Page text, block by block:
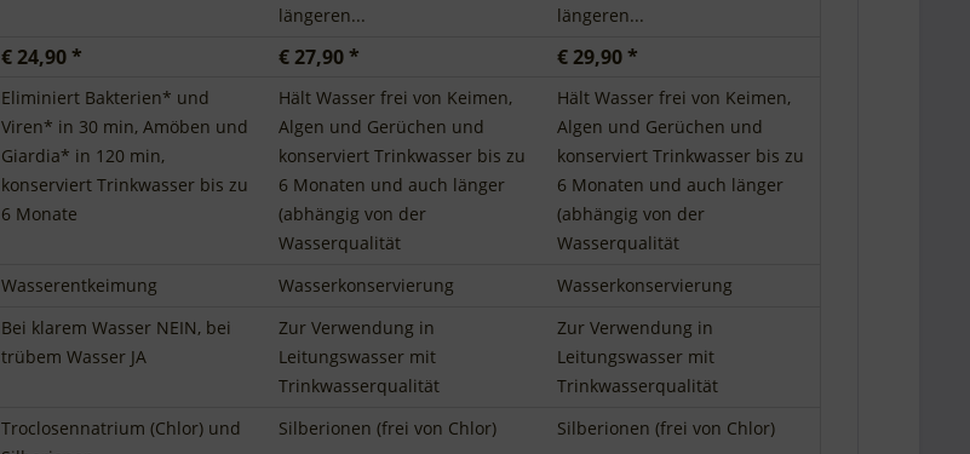
längeren...
längeren...
€ 24,90 * € 27,90 * € 29,90 *
Eliminiert Bakterien* und
Viren* in 30 min, Amöben und
Giardia* in 120 min,
konserviert Trinkwasser bis zu
6 Monate
Hält Wasser frei von Keimen,
Algen und Gerüchen und
konserviert Trinkwasser bis zu
6 Monaten und auch länger
(abhängig von der
Wasserqualität
Hält Wasser frei von Keimen,
Algen und Gerüchen und
konserviert Trinkwasser bis zu
6 Monaten und auch länger
(abhängig von der
Wasserqualität
Wasserentkeimung Wasserkonservierung Wasserkonservierung
Bei klarem Wasser NEIN, bei
trübem Wasser JA
Zur Verwendung in
Leitungswasser mit
Trinkwasserqualität
Zur Verwendung in
Leitungswasser mit
Trinkwasserqualität
Troclosennatrium (Chlor) und
Silberionen (frei von Chlor) Silberionen (frei von Chlor)